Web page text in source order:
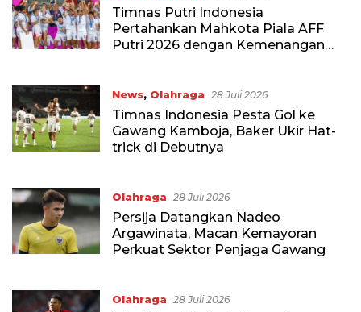
Timnas Putri Indonesia
Pertahankan Mahkota Piala AFF
Putri 2026 dengan Kemenangan
News, Olahraga 28 Juli 2026
Timnas Indonesia Pesta Gol ke
Gawang Kamboja, Baker Ukir Hat-
trick di Debutnya
Olahraga 28 Juli 2026
Persija Datangkan Nadeo
Argawinata, Macan Kemayoran
Perkuat Sektor Penjaga Gawang
Olahraga 28 Juli 2026